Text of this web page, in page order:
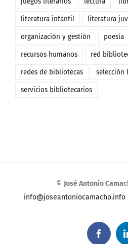
literatura infantil literatura
organización y gestión poesía
recursos humanos red
redes de bibliotecas selección
servicios bibliotecarios
© José Antonio
info@joseantoniocamacho.info